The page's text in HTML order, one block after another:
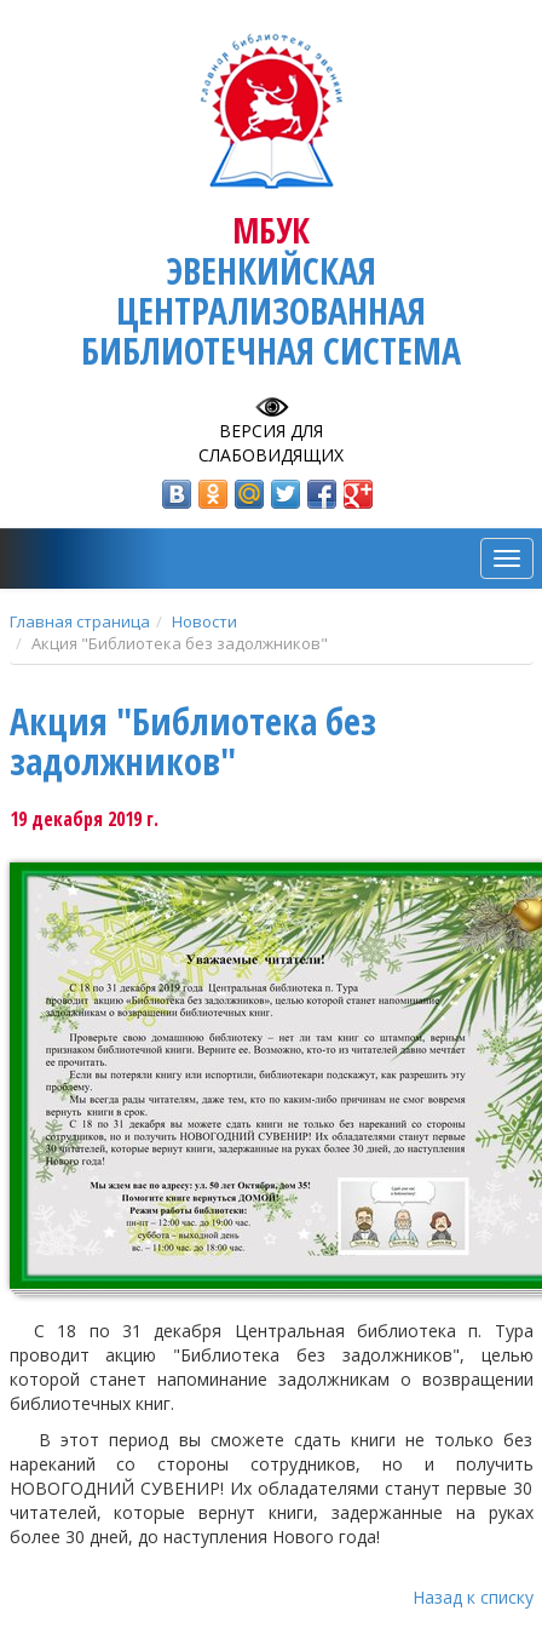
МБУК
ЭВЕНКИЙСКАЯ
ЦЕНТРАЛИЗОВАННАЯ
БИБЛИОТЕЧНАЯ СИСТЕМА
ВЕРСИЯ ДЛЯ
СЛАБОВИДЯЩИХ
Главная страница
Новости
Акция "Библиотека без задолжников"
Акция "Библиотека без
задолжников"
19 декабря 2019 г.
С 18 по 31 декабря Центральная библиотека п. Тура
проводит акцию "Библиотека без задолжников", целью
которой станет напоминание задолжникам о возвращении
библиотечных книг.
В этот период вы сможете сдать книги не только без
нареканий со стороны сотрудников, но и получить
НОВОГОДНИЙ СУВЕНИР! Их обладателями станут первые 30
читателей, которые вернут книги, задержанные на руках
более 30 дней, до наступления Нового года!
Назад к списку